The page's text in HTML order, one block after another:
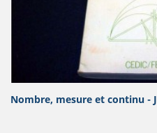
Nombre, mesure et continu -